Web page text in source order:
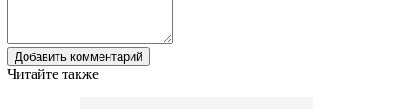
Добавить комментарий
Читайте также